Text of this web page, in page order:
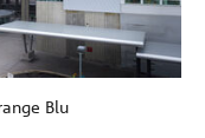
Blu